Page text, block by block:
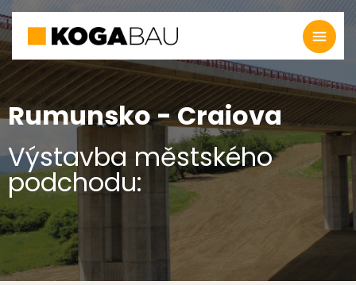
Rumunsko - Craiova
Výstavba městského
podchodu: